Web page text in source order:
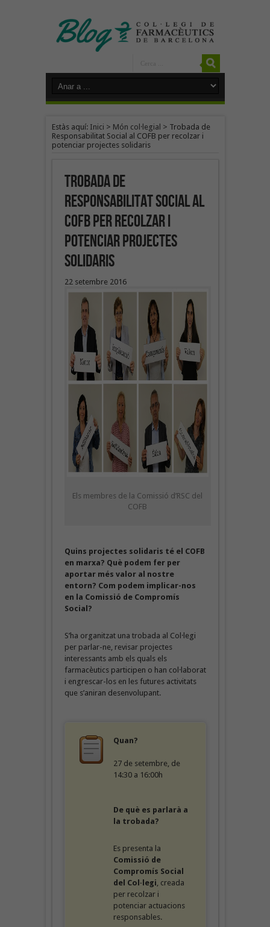
Estàs aquí: Inici > Món col·legial > Trobada de
Responsabilitat Social al COFB per recolzar i
potenciar projectes solidaris
Trobada de
Responsabilitat Social al
COFB per recolzar i
potenciar projectes
solidaris
22 setembre 2016
Els membres de la Comissió d’RSC del
COFB
Quins projectes solidaris té el COFB
en marxa? Què podem fer per
aportar més valor al nostre
entorn? Com podem implicar-nos
en la Comissió de Compromís
Social?
S’ha organitzat una trobada al Col·legi
per parlar-ne, revisar projectes
interessants amb els quals els
farmacèutics participen o han col·laborat
i engrescar-los en les futures activitats
que s’aniran desenvolupant.
Quan?
27 de setembre, de
14:30 a 16:00h
De què es parlarà a
la trobada?
Es presenta la
Comissió de
Compromís Social
del Col·legi , creada
per recolzar i
potenciar actuacions
responsables.